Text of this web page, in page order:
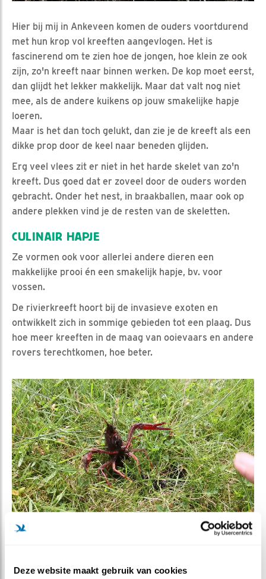
Deze website maakt gebruik van cookies
Hier bij mij in Ankeveen komen de ouders voortdurend
met hun krop vol kreeften aangevlogen. Het is
fascinerend om te zien hoe de jongen, hoe klein ze ook
zijn, zo'n kreeft naar binnen werken. De kop moet eerst,
dan glijdt het lekker makkelijk. Maar dat valt nog niet
mee, als de andere kuikens op jouw smakelijke hapje
loeren.
Maar is het dan toch gelukt, dan zie je de kreeft als een
dikke prop door de keel naar beneden glijden.
Erg veel vlees zit er niet in het harde skelet van zo'n
kreeft. Dus goed dat er zoveel door de ouders worden
gebracht. Onder het nest, in braakballen, maar ook op
andere plekken vind je de resten van de skeletten.
CULINAIR HAPJE
Ze vormen ook voor allerlei andere dieren een
makkelijke prooi én een smakelijk hapje, bv. voor
vossen.
De rivierkreeft hoort bij de invasieve exoten en
ontwikkelt zich in sommige gebieden tot een plaag. Dus
hoe meer kreeften in de maag van ooievaars en andere
rovers terechtkomen, hoe beter.